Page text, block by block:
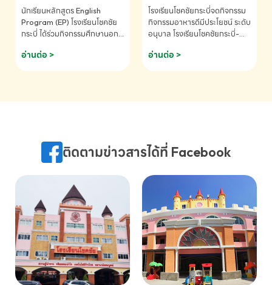
K2(Grop) โรงเรียนโชคชัยกระบี่-
สอบถามข้อมูลเพิ่มเติม โทร.
075-691910
ระดับประถมศึกษา (EP.1-
6)
นักเรียนหลักสูตร English
Program (EP) โรงเรียนโชคชัย
กระบี่ ได้ร่วมกิจกรรมศึกษานอก
ชมภาพยนตร์ Toy Story 5
(Soundtrack)เพื่อเสริมทักษะ
ภาษา ผ่านประสบการณ์การเรียนรู้
075-691910
อ่านต่อ >
โรงเรียนโชคชัยกระบี่จดกิจกรรม
กิจกรรมอาหารดีมีประโยชน์ ระดับ
อนุบาล โรงเรียนโชคชัยกระบี่-
075-691910
อ่านต่อ >
ติดตามข่าวสารได้ที่ Facebook